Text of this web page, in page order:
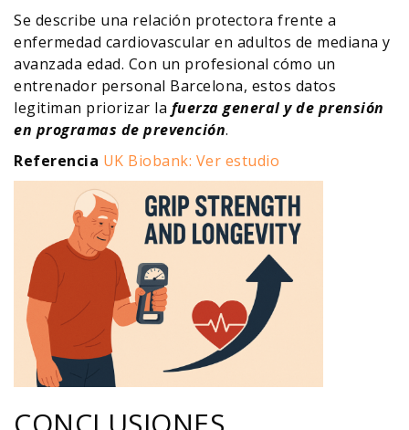
Se describe una relación protectora frente a
enfermedad cardiovascular en adultos de mediana y
avanzada edad. Con un profesional cómo un
entrenador personal Barcelona, estos datos
legitiman priorizar la fuerza general y de prensión
en programas de prevención.
Referencia UK Biobank: Ver estudio